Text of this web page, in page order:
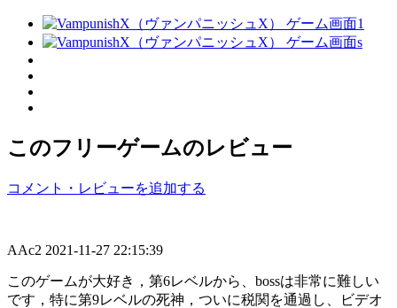
このフリーゲームのレビュー
コメント・レビューを追加する
AAc2 2021-11-27 22:15:39
このゲームが大好き，第6レベルから、bossは非常に難しい
です，特に第9レベルの死神，ついに税関を通過し、ビデオ